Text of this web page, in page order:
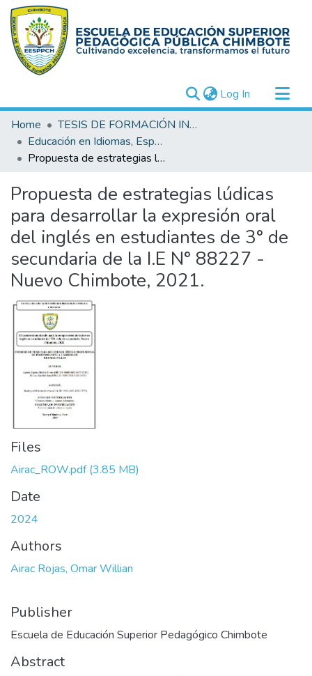
Log In (current)
Communities & Collections
All of DSpace
Statistics
Home
TESIS DE FORMACIÓN INICIAL DOCENTE (FID)
Educación en Idiomas, Especialidad Inglés
Propuesta de estrategias lúdicas para desarrollar la expresión oral del inglés en estudiantes de 3° de secundaria de la I.E N° 88227 - Nuevo Chimbote, 2021.
Propuesta de estrategias lúdicas
para desarrollar la expresión oral
del inglés en estudiantes de 3° de
secundaria de la I.E N° 88227 -
Nuevo Chimbote, 2021.
Files
Airac_ROW.pdf(3.85 MB)
Date
2024
Authors
Airac Rojas, Omar Willian
Publisher
Escuela de Educación Superior Pedagógico Chimbote
Abstract